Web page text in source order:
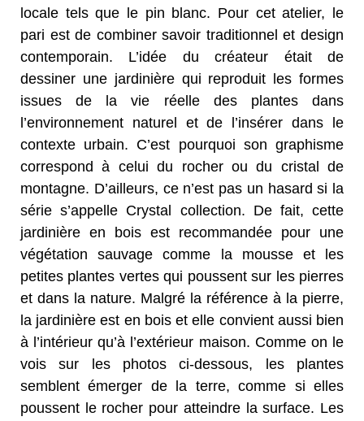
locale tels que le pin blanc. Pour cet atelier, le
pari est de combiner savoir traditionnel et design
contemporain. L’idée du créateur était de
dessiner une jardinière qui reproduit les formes
issues de la vie réelle des plantes dans
l’environnement naturel et de l’insérer dans le
contexte urbain. C’est pourquoi son graphisme
correspond à celui du rocher ou du cristal de
montagne. D’ailleurs, ce n’est pas un hasard si la
série s’appelle Crystal collection. De fait, cette
jardinière en bois est recommandée pour une
végétation sauvage comme la mousse et les
petites plantes vertes qui poussent sur les pierres
et dans la nature. Malgré la référence à la pierre,
la jardinière est en bois et elle convient aussi bien
à l’intérieur qu’à l’extérieur maison. Comme on le
vois sur les photos ci-dessous, les plantes
semblent émerger de la terre, comme si elles
poussent le rocher pour atteindre la surface. Les